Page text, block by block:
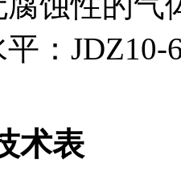
：JDZ10-
术表